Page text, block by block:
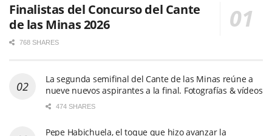
Finalistas del Concurso del Cante
de las Minas 2026
768 SHARES
La segunda semifinal del Cante de las Minas reúne a
nueve nuevos aspirantes a la final. Fotografías & vídeos
474 SHARES
Pepe Habichuela, el toque que hizo avanzar la